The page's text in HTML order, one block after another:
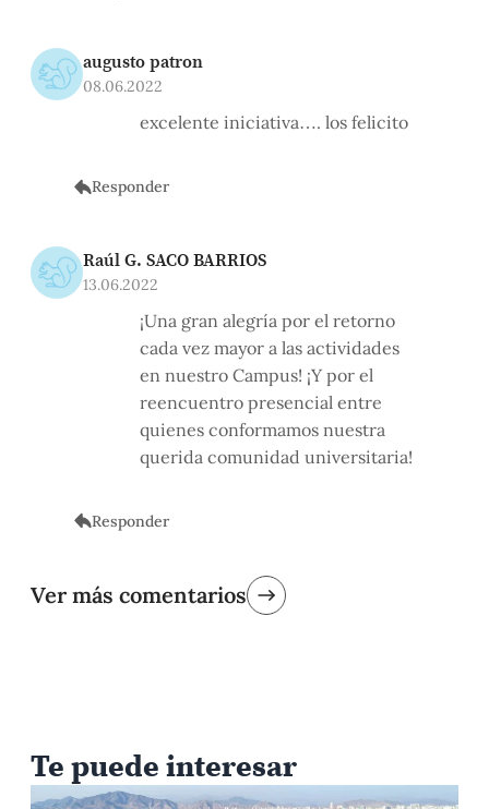
augusto patron
08.06.2022
excelente iniciativa…. los felicito
Responder
Raúl G. SACO BARRIOS
13.06.2022
¡Una gran alegría por el retorno
cada vez mayor a las actividades
en nuestro Campus! ¡Y por el
reencuentro presencial entre
quienes conformamos nuestra
querida comunidad universitaria!
Responder
Ver más comentarios
Te puede interesar